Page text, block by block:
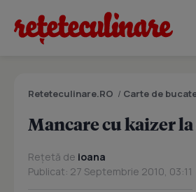
Reteteculinare.RO / Carte de
Mancare cu kaizer
Rețetă de ioana
Publicat: 27 Septembrie 2010, 03:11